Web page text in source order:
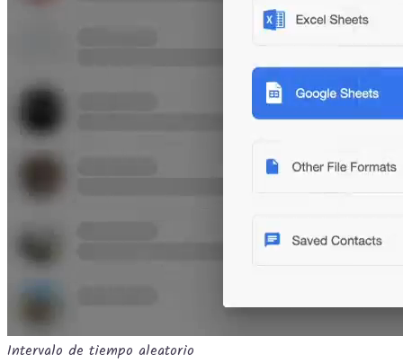
Intervalo de tiempo aleatorio